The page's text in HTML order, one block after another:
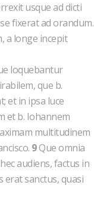
usque ad dicti
fixerat ad orandum.
a longe incepit
loquebantur
que b.
et in ipsa luce
et b. Iohannem
multitudinem
9Que omnia
audiens, factus in
erat sanctus, quasi